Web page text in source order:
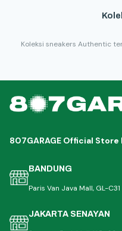
Koleksi sneakers Authentic
807GARAGE Official
BANDUNG
Paris Van Java Mall, GL-C31
JAKARTA SENAYAN